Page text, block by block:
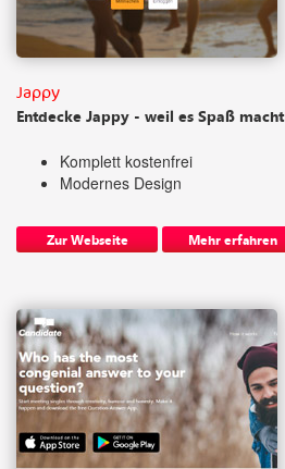
Jappy
Entdecke Jappy - weil es Spaß macht
Komplett kostenfrei
Modernes Design
Zur Webseite Mehr erfahren